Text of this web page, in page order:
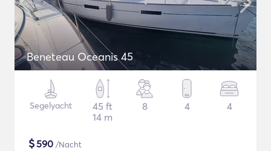
Beneteau Oceanis 45
Segelyacht
45 ft
14 m
8 4 4
$590 /Nacht